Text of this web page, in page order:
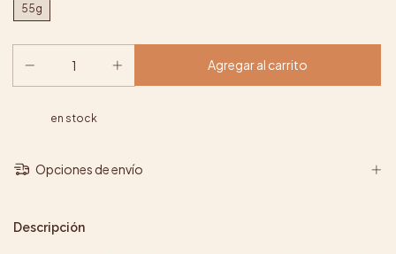
55g
en stock
Opciones de envío
Descripción